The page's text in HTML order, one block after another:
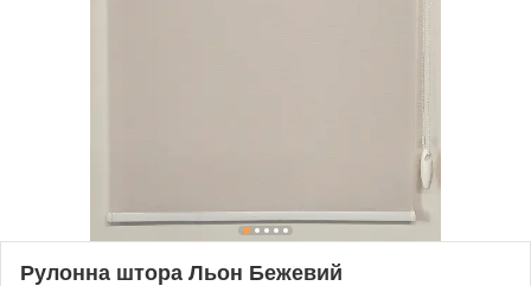
Рулонна штора Льон Бежевий